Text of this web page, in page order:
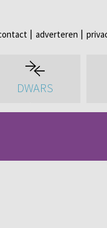
adverteren
DWARS